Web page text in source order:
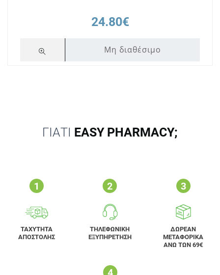
24.80€
Μη διαθέσιμο
ΓΙΑΤΙ EASY PHARMACY;
ΤΑΧΥΤΗΤΑ
ΑΠΟΣΤΟΛΗΣ
ΤΗΛΕΦΩΝΙΚΗ
ΕΞΥΠΗΡΕΤΗΣΗ
ΔΩΡΕΑΝ
ΜΕΤΑΦΟΡΙΚΑ
ΑΝΩ ΤΩΝ 69€